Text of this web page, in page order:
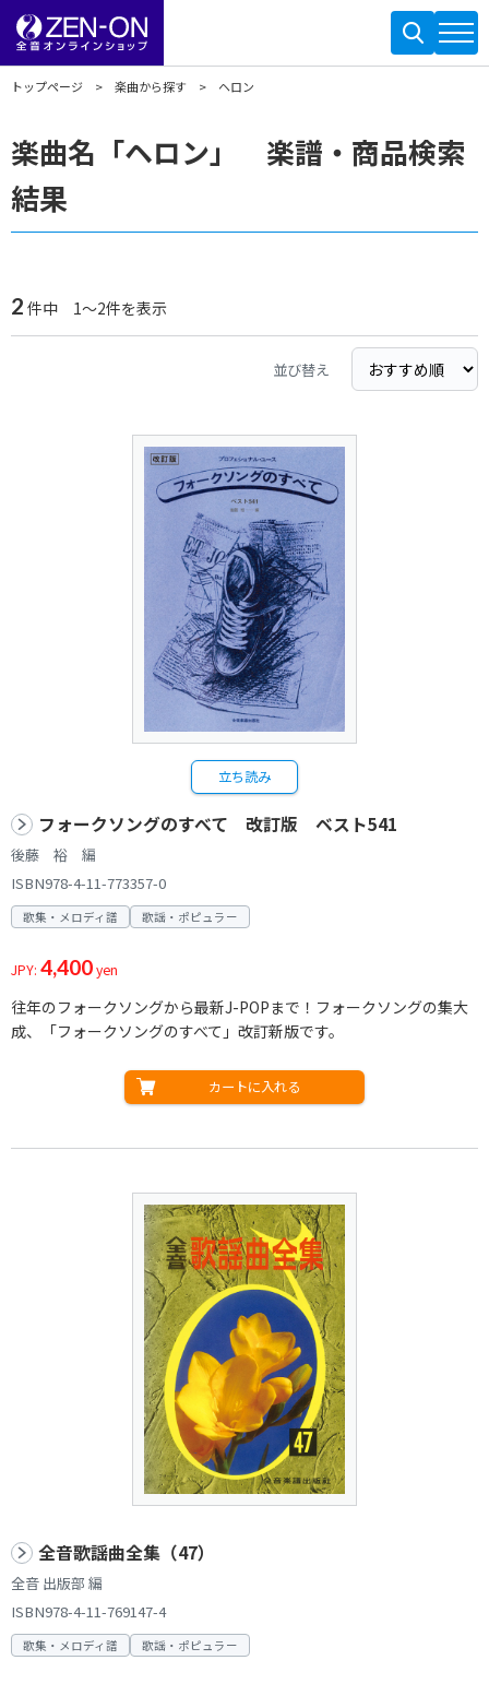
トップページ 楽曲から探す ヘロン
楽曲名「ヘロン」 楽譜・商品検索
結果
2 件中 1～2件を表示
並び替え
立ち読み
フォークソングのすべて 改訂版 ベスト541
後藤 裕 編
ISBN978-4-11-773357-0
歌集・メロディ譜 歌謡・ポピュラー
JPY: 4,400yen
往年のフォークソングから最新J-POPまで！フォークソングの集大
成、「フォークソングのすべて」改訂新版です。
カートに入れる
全音歌謡曲全集（47）
全音 出版部 編
ISBN978-4-11-769147-4
歌集・メロディ譜 歌謡・ポピュラー